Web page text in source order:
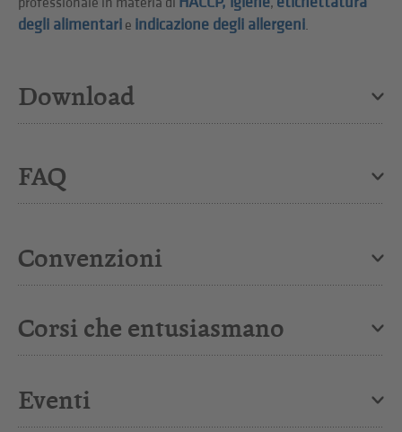
degli alimentari e indicazione degli allergeni .
Download
FAQ
Convenzioni
Corsi che entusiasmano
Eventi